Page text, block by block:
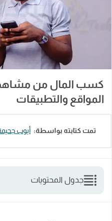
كسب المال من
المواقع والتطبيقات
تمت كتابته بواسطة: أيوب
جدول المحتويات